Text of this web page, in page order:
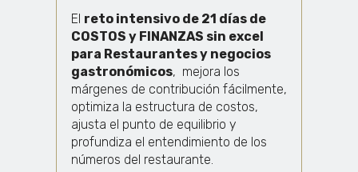
El reto intensivo de 21 días de
COSTOS y FINANZAS sin excel
para Restaurantes y negocios
gastronómicos, mejora los
márgenes de contribución fácilmente,
optimiza la estructura de costos,
ajusta el punto de equilibrio y
profundiza el entendimiento de los
números del restaurante.